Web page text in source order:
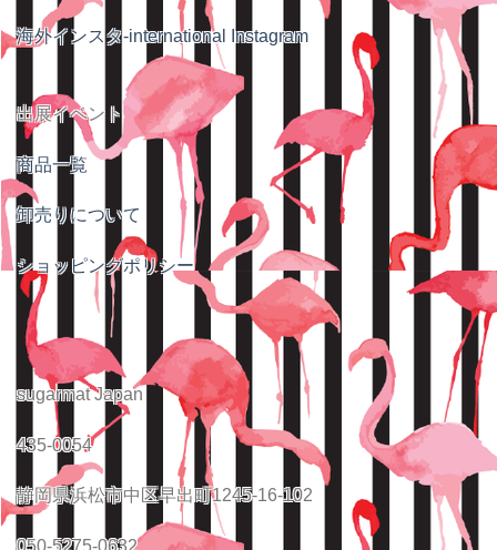
海外インスタ-international Instagram
出展イベント
商品一覧
卸売りについて
ショッピングポリシー
sugarmat Japan
435-0054
静岡県浜松市中区早出町1245-16-102